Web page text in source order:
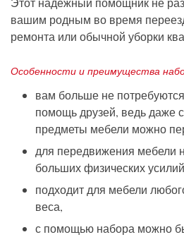
вашим родным во время
ремонта или обычной уборки
Особенности и преимущества
вам больше не потребуются
помощь друзей, ведь даже
предметы мебели можно
для передвижения мебели
больших физических
подходит для мебели
веса,
с помощью набора можно